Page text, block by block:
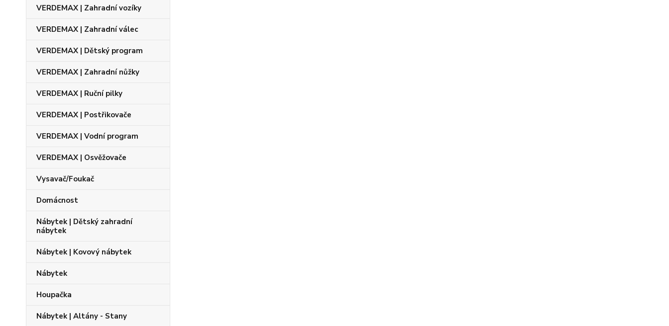
VERDEMAX | Zahradní vozíky
VERDEMAX | Zahradní válec
VERDEMAX | Dětský program
VERDEMAX | Zahradní nůžky
VERDEMAX | Ruční pilky
VERDEMAX | Postřikovače
VERDEMAX | Vodní program
VERDEMAX | Osvěžovače
Vysavač/Foukač
Domácnost
Nábytek | Dětský zahradní
nábytek
Nábytek | Kovový nábytek
Nábytek
Houpačka
Nábytek | Altány - Stany